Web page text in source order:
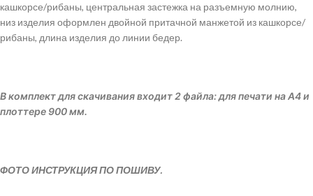
кашкорсе/рибаны, центральная застежка на разъемную молнию,
низ изделия оформлен двойной притачной манжетой из кашкорсе/
рибаны, длина изделия до линии бедер.
В комплект для скачивания входит 2 файла: для печати на А4 и
плоттере 900 мм.
ФОТО ИНСТРУКЦИЯ ПО ПОШИВУ.